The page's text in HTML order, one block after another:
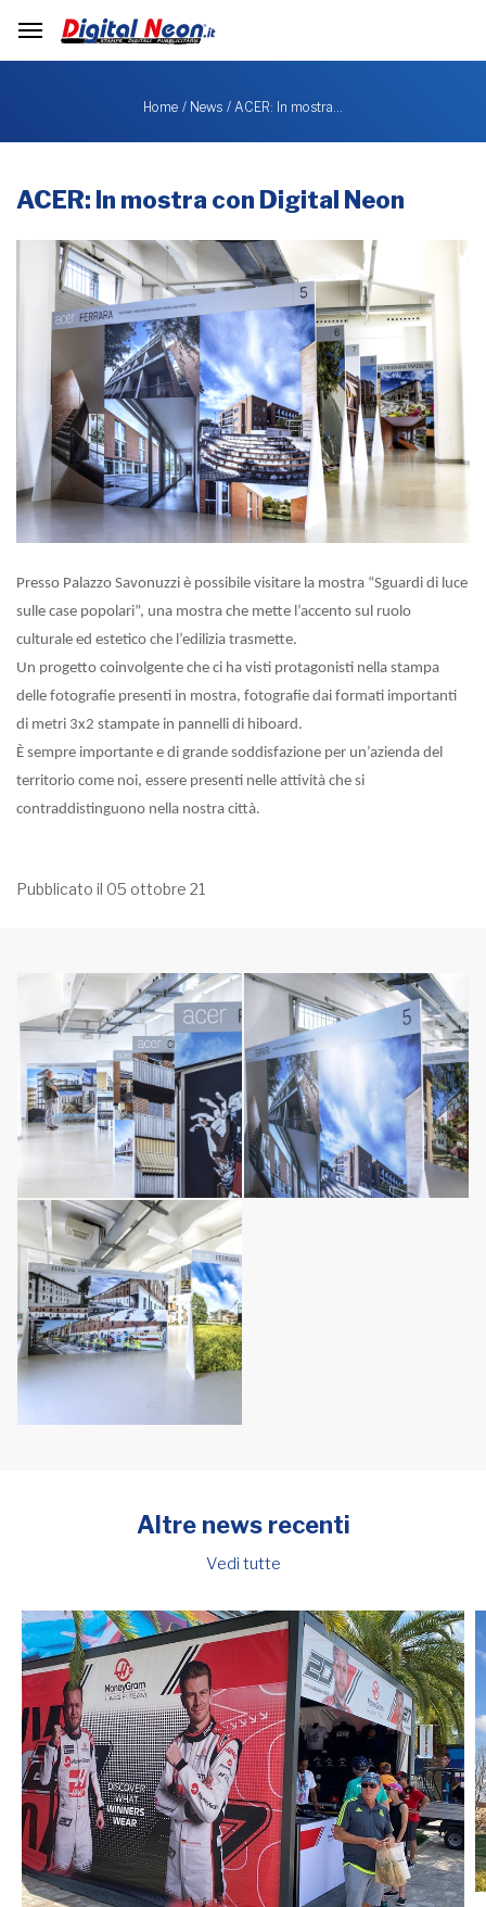
Home News ACER: In mostra…
ACER: In mostra con Digital Neon
Presso Palazzo Savonuzzi è possibile visitare la mostra “Sguardi di luce
sulle case popolari”, una mostra che mette l’accento sul ruolo
culturale ed estetico che l’edilizia trasmette.
Un progetto coinvolgente che ci ha visti protagonisti nella stampa
delle fotografie presenti in mostra, fotografie dai formati importanti
di metri 3x2 stampate in pannelli di hiboard.
È sempre importante e di grande soddisfazione per un’azienda del
territorio come noi, essere presenti nelle attività che si
contraddistinguono nella nostra città.
Pubblicato il 05 ottobre 21
Altre news recenti
Vedi tutte